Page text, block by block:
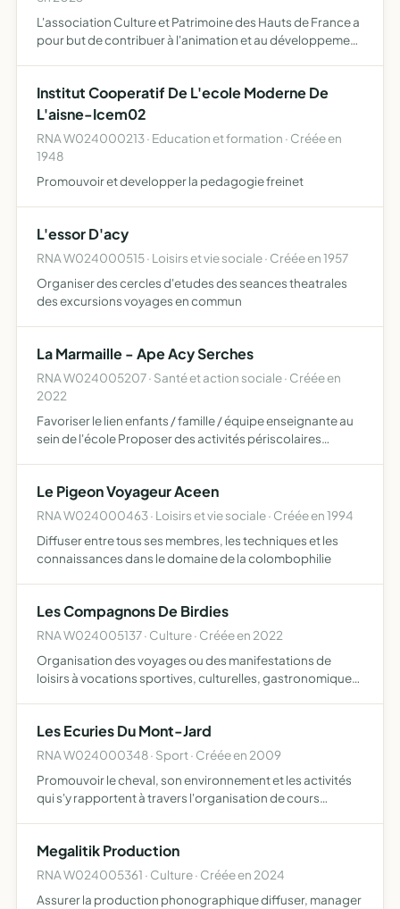
L'association Culture et Patrimoine des Hauts de France a
pour but de contribuer à l'animation et au développement
Institut Cooperatif De L'ecole Moderne De
L'aisne-Icem02
RNA W024000213 · Education et formation · Créée en
1948
Promouvoir et developper la pedagogie freinet
L'essor D'acy
RNA W024000515 · Loisirs et vie sociale · Créée en 1957
Organiser des cercles d'etudes des seances theatrales
des excursions voyages en commun
La Marmaille - Ape Acy Serches
RNA W024005207 · Santé et action sociale · Créée en
2022
Favoriser le lien enfants / famille / équipe enseignante au
sein de l'école Proposer des activités périscolaires
Le Pigeon Voyageur Aceen
RNA W024000463 · Loisirs et vie sociale · Créée en 1994
Diffuser entre tous ses membres, les techniques et les
connaissances dans le domaine de la colombophilie
Les Compagnons De Birdies
RNA W024005137 · Culture · Créée en 2022
Organisation des voyages ou des manifestations de
loisirs à vocations sportives, culturelles, gastronomiques,
Les Ecuries Du Mont-Jard
RNA W024000348 · Sport · Créée en 2009
Promouvoir le cheval, son environnement et les activités
qui s'y rapportent à travers l'organisation de cours
Megalitik Production
RNA W024005361 · Culture · Créée en 2024
Assurer la production phonographique diffuser, manager